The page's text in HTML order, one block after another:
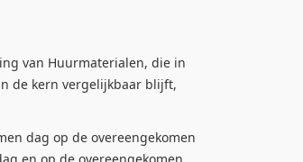
van Huurmaterialen, die in
de kern vergelijkbaar blijft,
dag op de overeengekomen